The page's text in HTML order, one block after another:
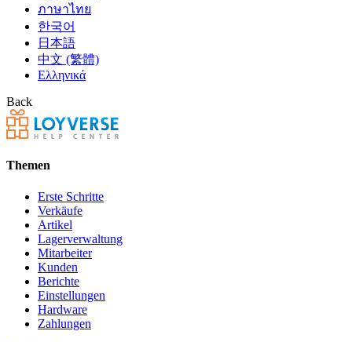
ภาษาไทย
한국어
日本語
中文 (繁體)
Ελληνικά
Back
Themen
Erste Schritte
Verkäufe
Artikel
Lagerverwaltung
Mitarbeiter
Kunden
Berichte
Einstellungen
Hardware
Zahlungen